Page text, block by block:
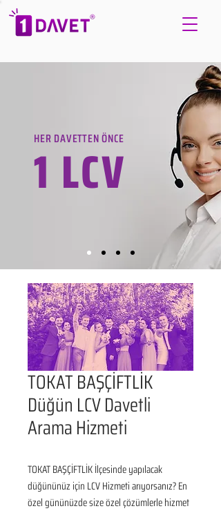
HER DAVETTEN ÖNCE
1 LCV
TOKAT BAŞÇİFTLİK
Düğün LCV Davetli
Arama Hizmeti
TOKAT BAŞÇİFTLİK İlçesinde yapılacak
düğününüz için LCV Hizmeti arıyorsanız? En
özel gününüzde size özel çözümlerle hizmet